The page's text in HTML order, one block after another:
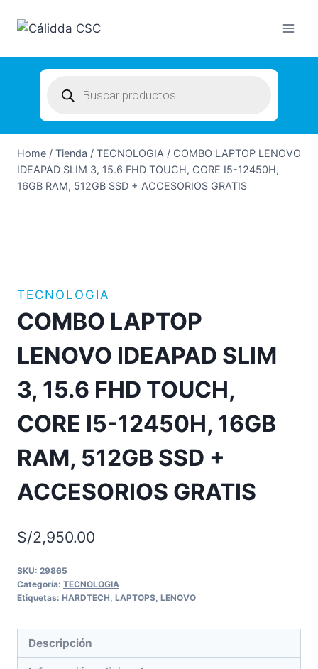
search
Home / Tienda / TECNOLOGIA / COMBO LAPTOP LENOVO
IDEAPAD SLIM 3, 15.6 FHD TOUCH, CORE I5-12450H,
16GB RAM, 512GB SSD + ACCESORIOS GRATIS
TECNOLOGIA
COMBO LAPTOP
LENOVO IDEAPAD SLIM
3, 15.6 FHD TOUCH,
CORE I5-12450H, 16GB
RAM, 512GB SSD +
ACCESORIOS GRATIS
S/2,950.00
SKU: 29865
Categoría: TECNOLOGIA
Etiquetas: HARDTECH LAPTOPS LENOVO
Descripción